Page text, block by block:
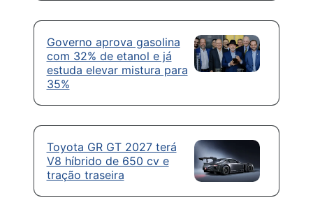
Governo aprova gasolina
com 32% de etanol e já
estuda elevar mistura para
35%
Toyota GR GT 2027 terá
V8 híbrido de 650 cv e
tração traseira